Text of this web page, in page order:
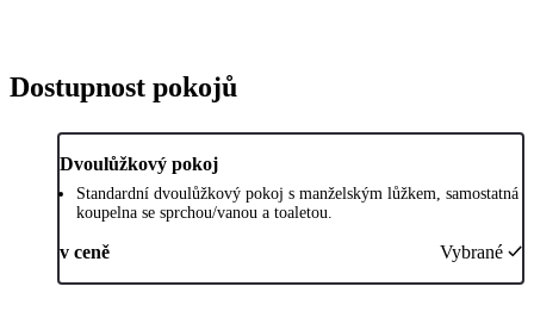
Dostupnost pokojů
Dvoulůžkový pokoj
Standardní dvoulůžkový pokoj s manželským lůžkem, samostatná
koupelna se sprchou/vanou a toaletou.
v ceně Vybrané